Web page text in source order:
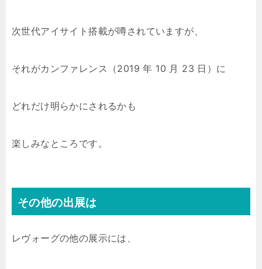
次世代アイサイト搭載が噂されていますが、
それがカンファレンス（2019 年 10 月 23 日）に
どれだけ明らかにされるかも
楽しみなところです。
その他の出展は
レヴォーグの他の展示には、